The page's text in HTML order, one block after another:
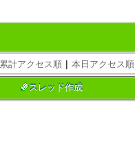
累計アクセス順 | 本日アクセス順
スレッド作成